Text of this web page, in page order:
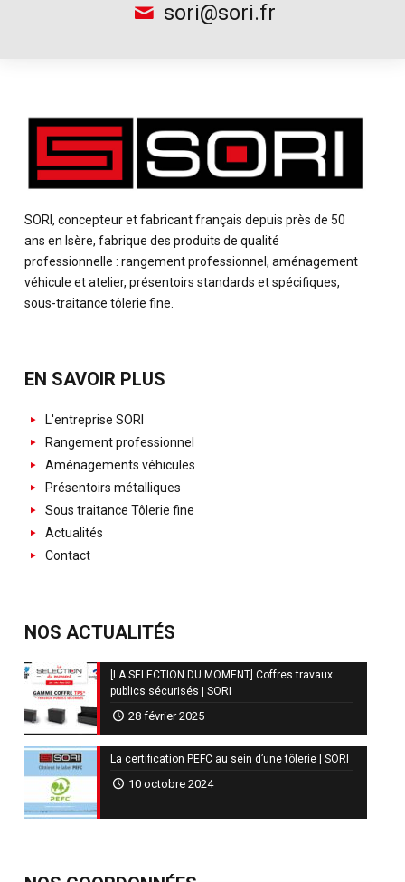
sori@sori.fr
SORI, concepteur et fabricant français depuis près de 50
ans en Isère, fabrique des produits de qualité
professionnelle : rangement professionnel, aménagement
véhicule et atelier, présentoirs standards et spécifiques,
sous-traitance tôlerie fine.
EN SAVOIR PLUS
L'entreprise SORI
Rangement professionnel
Aménagements véhicules
Présentoirs métalliques
Sous traitance Tôlerie fine
Actualités
Contact
NOS ACTUALITÉS
[LA SELECTION DU MOMENT] Coffres travaux
publics sécurisés | SORI
28 février 2025
La certification PEFC au sein d’une tôlerie | SORI
10 octobre 2024